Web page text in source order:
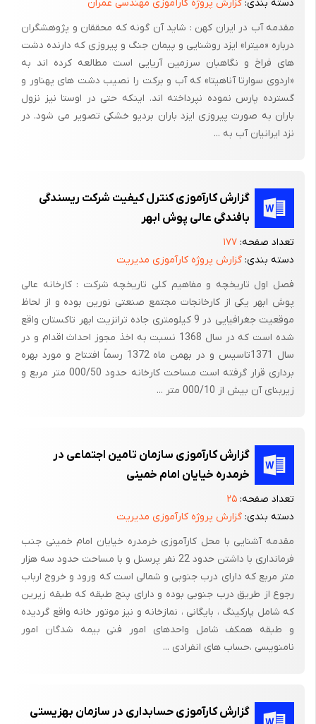
دسته بندی: گزارش پروژه کارآموزی مهندسی عمران
مقدمه آب در ایران کهن : شاید آن گونه که محققان و پژوهشگران
درباره «میترا» ایزد روشنایی و پیمان جنگ و پیروزی که دارنده دشت
های فراخ و نگاهبان سرزمین آریایی است مطالعه کرده اند به
«اردوی سوارتا آناهیتا» که آب و برکت را نصیب دشت های پهناور و
گسترده پارس نموده نپرداخته اند. اینکه حتی در اوستا نیز نزول
باران به صورت پیروزی ایزد باران بردیو خشکی تصویر می شود. در
نزد ایرانیان آب به ...
گزارش کارآموزی کنترل کیفیت شرکت ریسندگی
بافندگی عالی پوش ابهر
تعداد صفحه: ۱۷۷
دسته بندی: گزارش پروژه کارآموزی مدیریت
فصل اول تاریخچه و مفاهیم کلی تاریخچه شرکت : کارخانه عالی
پوش ابهر یکی از کارخانجات مجتمع صنعتی نورین بوده و از لحاظ
موقعیت جغرافیایی در 9 کیلومتری جاده ترانزیت ابهر تاکستان واقع
شده است که در سال 1368 نسبت به اخذ مجوز احداث اقدام و در
سال 1371تاسیس و در بهمن ماه 1372 رسماً افتتاح و مورد بهره
برداری قرار گرفته است مساحت کارخانه حدود 000/50 متر مربع و
زیربنای آن بیش از 000/10 متر ...
گزارش کارآموزی سازمان تامین اجتماعی در
خرمدره خیایان امام خمینی
تعداد صفحه: ۲۵
دسته بندی: گزارش پروژه کارآموزی مدیریت
مقدمه آشنایی با محل کارآموزی خرمدره خیایان امام خمینی جنب
فرمانداری با داشتن حدود 22 نفر پرسنل و با مساحت حدود سه هزار
متر مربع که دارای درب جنوبی و شمالی است که ورود و خروج ارباب
رجوع از طریق درب جنوبی بوده و دارای پنج طبقه که طبقه زیرین
که شامل پارکینگ ، بایگانی ، نمازخانه و نیز موتور خانه واقع گردیده
و طبقه همکف شامل واحدهای امور فنی بیمه شدگان امور
نامنویسی ،حساب های انفرادی ...
گزارش کارآموزی حسابداری در سازمان بهزیستی